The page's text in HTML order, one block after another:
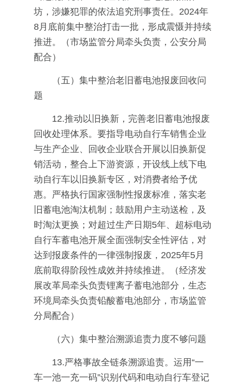
坊，涉嫌犯罪的依法追究刑事责任。2024年
8月底前集中整治打击一批，形成震慑并持续
推进。（市场监管分局牵头负责，公安分局
配合）
（五）集中整治老旧蓄电池报废回收问
题
12.推动以旧换新，完善老旧蓄电池报废
回收处理体系。要指导电动自行车销售企业
与生产企业、回收企业联合开展以旧换新促
销活动，整合上下游资源，开设线上线下电
动自行车以旧换新专区，对消费者给予优
惠。严格执行国家强制性报废标准，落实老
旧蓄电池淘汰机制；鼓励用户主动送检，及
时淘汰更换；对超过生产日期5年、超标电动
自行车蓄电池开展全面强制安全性评估，对
达到报废条件的一律强制报废，2025年5月
底前取得阶段性成效并持续推进。（经济发
展改革局牵头负责锂离子蓄电池部分，生态
环境局牵头负责铅酸蓄电池部分，市场监管
分局配合）
（六）集中整治溯源追责力度不够问题
13.严格事故全链条溯源追责。运用“一
车一池一充一码”识别代码和电动自行车登记